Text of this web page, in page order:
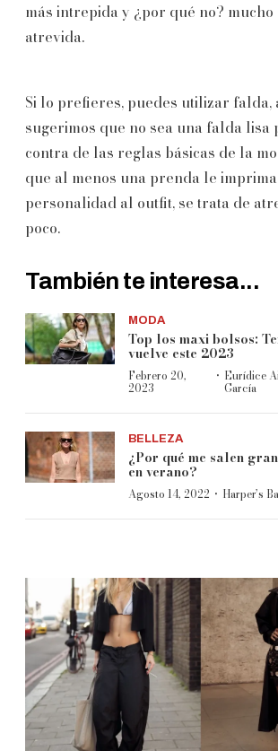
más intrepida y ¿por qué no? mucho
atrevida.
Si lo prefieres, puedes utilizar falda,
sugerimos que no sea una falda lisa
contra de las reglas básicas de la
que al menos una prenda le
personalidad al outfit, se trata de
poco.
También te interesa...
MODA
Top los maxi bolsos:
vuelve este 2023
Febrero 20,
2023 · Eurídice
García
BELLEZA
¿Por qué me salen
en verano?
Agosto 14, 2022 · Harper’s